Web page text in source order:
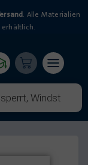
. Alle Materialien
erhältlich.